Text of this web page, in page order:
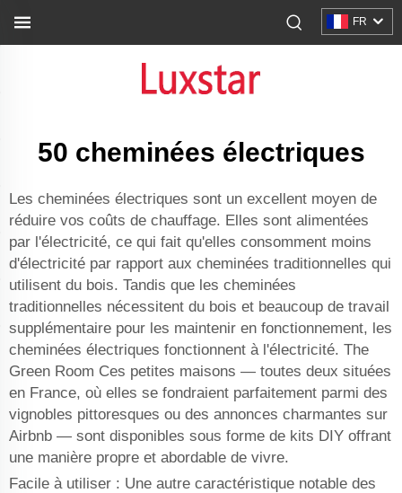
FR
50 cheminées électriques
Les cheminées électriques sont un excellent moyen de
réduire vos coûts de chauffage. Elles sont alimentées
par l'électricité, ce qui fait qu'elles consomment moins
d'électricité par rapport aux cheminées traditionnelles qui
utilisent du bois. Tandis que les cheminées
traditionnelles nécessitent du bois et beaucoup de travail
supplémentaire pour les maintenir en fonctionnement, les
cheminées électriques fonctionnent à l'électricité. The
Green Room Ces petites maisons — toutes deux situées
en France, où elles se fondraient parfaitement parmi des
vignobles pittoresques ou des annonces charmantes sur
Airbnb — sont disponibles sous forme de kits DIY offrant
une manière propre et abordable de vivre.
Facile à utiliser : Une autre caractéristique notable des